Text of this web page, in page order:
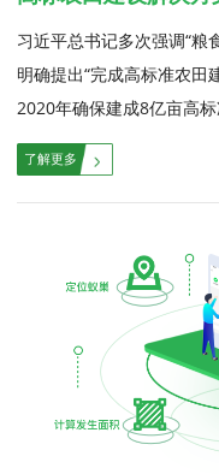
习近平总书记多次强调“粮
明确提出“完成高标准农田
2020年确保建成8亿亩高
国高标准农田保有量进一
确保国家粮食安全是治国
国家粮食安全的重要基础
农田建设科技推广服务，
灾、抗灾、减灾能力。...